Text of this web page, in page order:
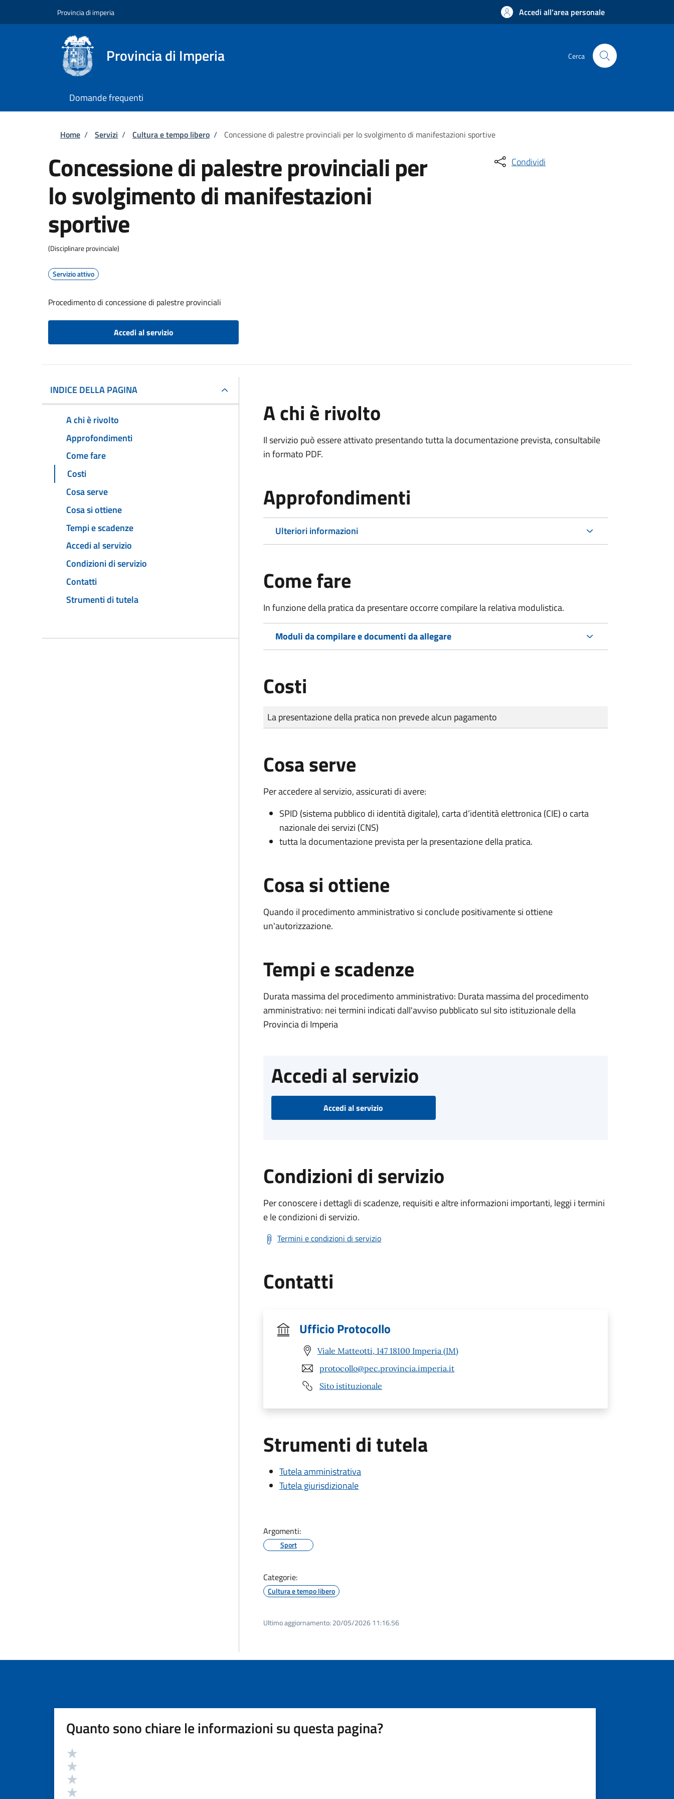
Provincia di imperia Accedi all'area personale
Provincia di Imperia Cerca
Domande frequenti
Briciole di pane
Home / Servizi / Cultura e tempo libero / Concessione di palestre provinciali per lo svolgimento di manifestazioni sportive
Concessione di palestre provinciali per
lo svolgimento di manifestazioni
sportive
(Disciplinare provinciale)
Servizio attivo
Procedimento di concessione di palestre provinciali
Accedi al servizio
Condividi
INDICE DELLA PAGINA
A chi è rivolto
Approfondimenti
Come fare
Costi
Cosa serve
Cosa si ottiene
Tempi e scadenze
Accedi al servizio
Condizioni di servizio
Contatti
Strumenti di tutela
A chi è rivolto
Il servizio può essere attivato presentando tutta la documentazione prevista, consultabile
in formato PDF.
Approfondimenti
Ulteriori informazioni
Come fare
In funzione della pratica da presentare occorre compilare la relativa modulistica.
Moduli da compilare e documenti da allegare
Costi
Tipo di pagamento
Importo
La presentazione della pratica non prevede alcun pagamento
Cosa serve
Per accedere al servizio, assicurati di avere:
SPID (sistema pubblico di identità digitale), carta d’identità elettronica (CIE) o carta
nazionale dei servizi (CNS)
tutta la documentazione prevista per la presentazione della pratica.
Cosa si ottiene
Quando il procedimento amministrativo si conclude positivamente si ottiene
un'autorizzazione.
Tempi e scadenze
Durata massima del procedimento amministrativo: Durata massima del procedimento
amministrativo: nei termini indicati dall'avviso pubblicato sul sito istituzionale della
Provincia di Imperia
Accedi al servizio
Accedi al servizio
Condizioni di servizio
Per conoscere i dettagli di scadenze, requisiti e altre informazioni importanti, leggi i termini
e le condizioni di servizio.
Termini e condizioni di servizio
Contatti
Ufficio Protocollo
Viale Matteotti, 147 18100 Imperia (IM)
protocollo@pec.provincia.imperia.it
Sito istituzionale
Strumenti di tutela
Tutela amministrativa
Tutela giurisdizionale
Argomenti:
Sport
Categorie:
Cultura e tempo libero
Ultimo aggiornamento: 20/05/2026 11:16.56
Quanto sono chiare le informazioni su questa pagina?
Valutazione